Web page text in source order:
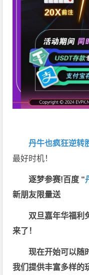
丹牛也疯狂逆转
最好时机！
逐梦参赛!百度 “
新朋友限量送
双旦嘉年华福利
来了！
现在开始可以随
我们提供丰富多样的